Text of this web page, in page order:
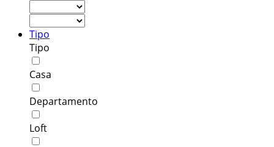
Tipo
Tipo
Casa
Departamento
Loft